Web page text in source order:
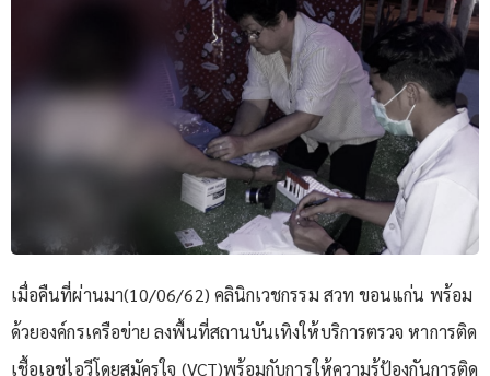
เมื่อคืนที่ผ่านมา(10/06/62) คลินิกเวชกรรม สวท ขอนแก่น พร้อม
ด้วยองค์กรเครือข่าย ลงพื้นที่สถานบันเทิงให้บริการตรวจ หาการติด
เชื้อเอชไอวีโดยสมัครใจ (VCT)พร้อมกับการให้ความรู้ป้องกันการติด